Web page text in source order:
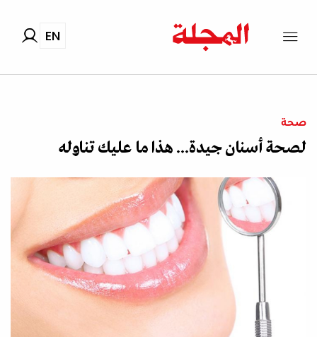
EN
صحة
لصحة أسنان جيدة... هذا ما عليك تناوله